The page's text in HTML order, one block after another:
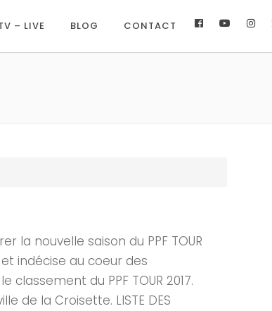
– LIVE BLOG CONTACT
la nouvelle saison du PPF TOUR
indécise au coeur des
du PPF TOUR 2017.
de la Croisette. LISTE DES